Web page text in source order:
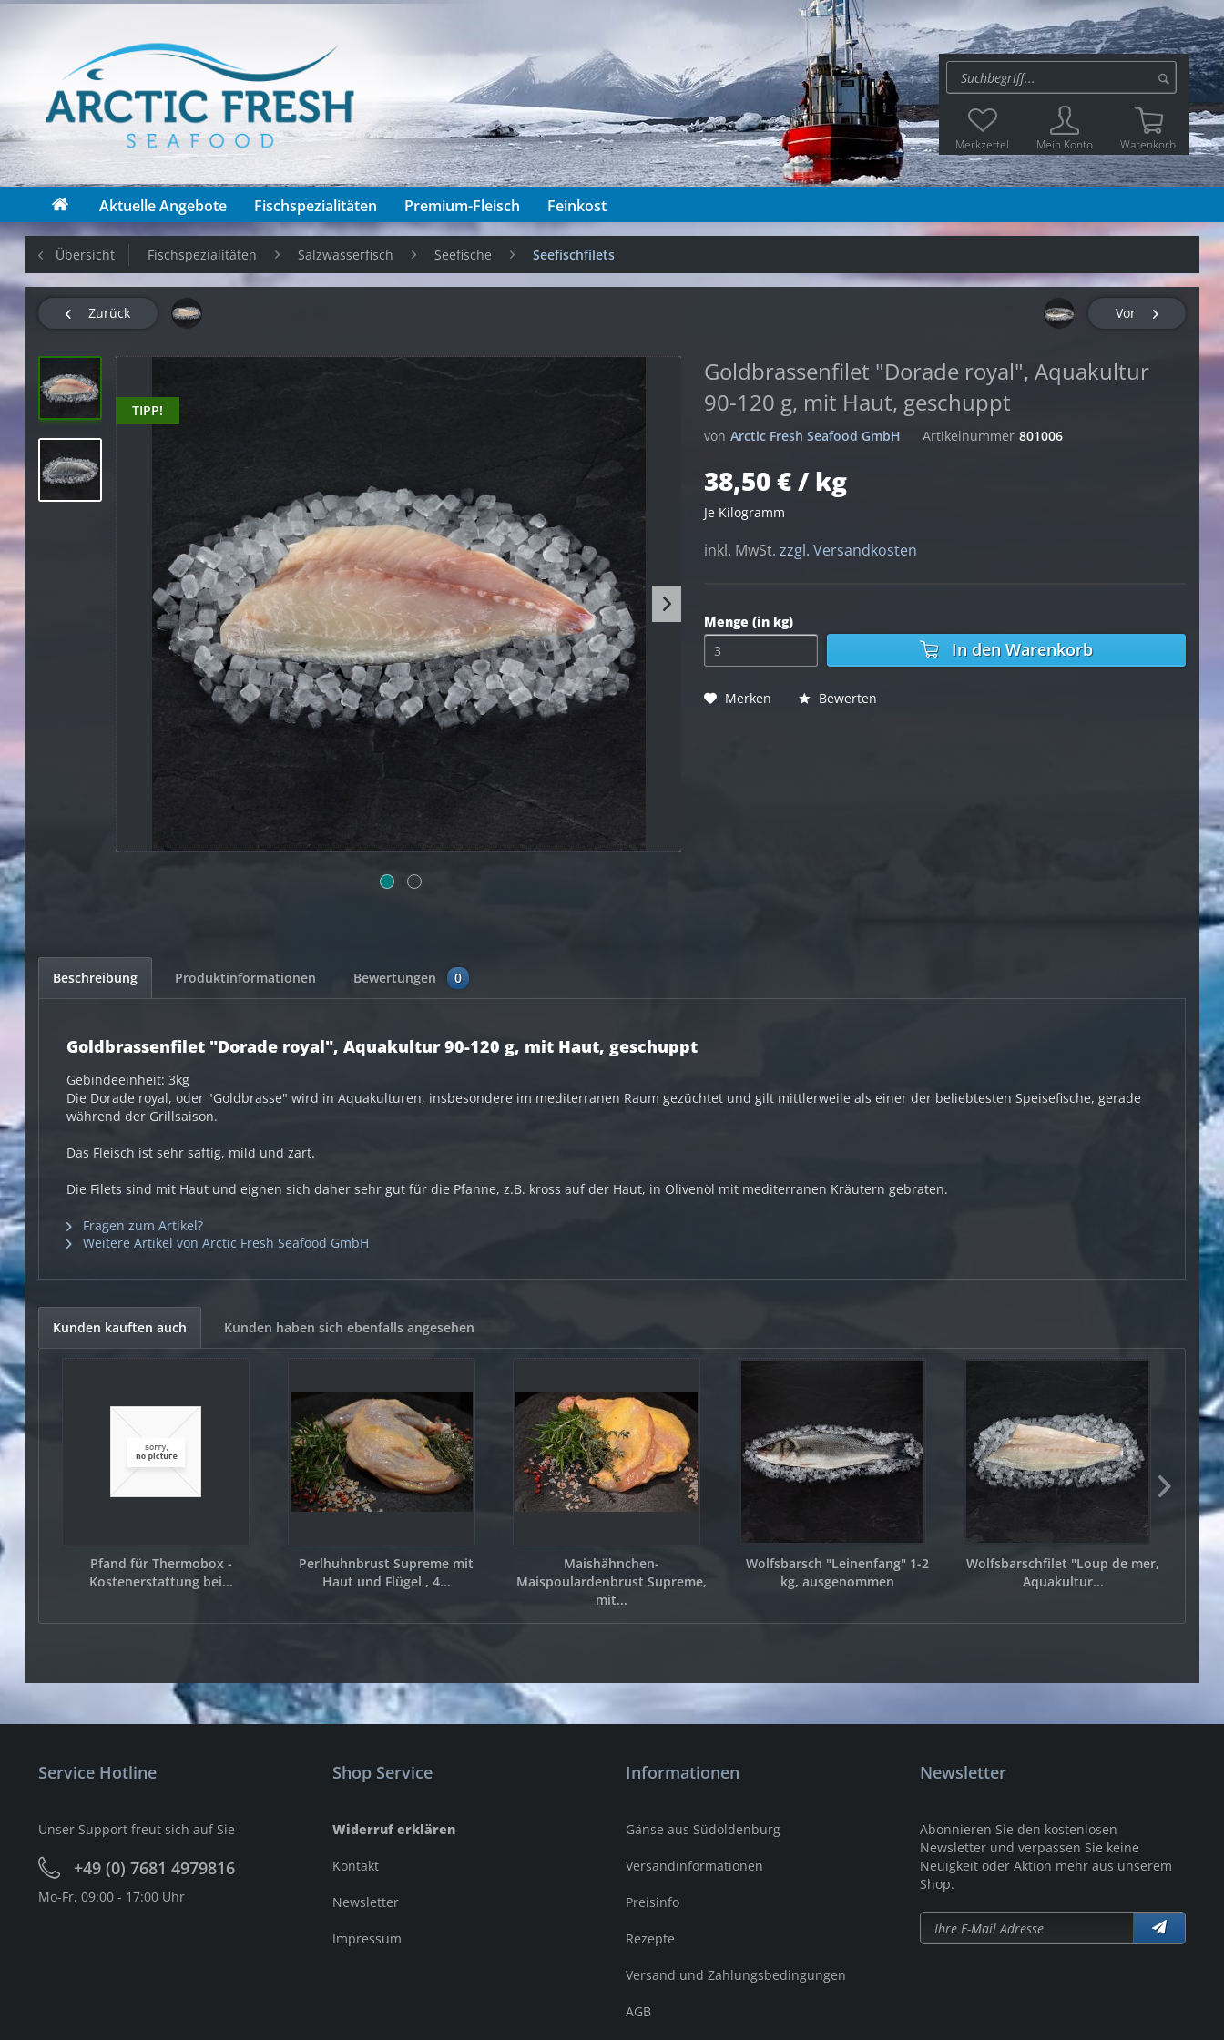
Merkzettel Mein Konto Warenkorb
Aktuelle Angebote Fischspezialitäten Premium-Fleisch Feinkost
Übersicht Fischspezialitäten Salzwasserfisch Seefische Seefischfilets
Zurück Vor
TIPP!
Goldbrassenfilet "Dorade royal", Aquakultur
90-120 g, mit Haut, geschuppt
von Arctic Fresh Seafood GmbH Artikelnummer 801006
38,50 € / kg
Je Kilogramm
inkl. MwSt. zzgl. Versandkosten
Menge (in kg)
In den Warenkorb
Merken Bewerten
Beschreibung Produktinformationen Bewertungen 0
Goldbrassenfilet "Dorade royal", Aquakultur 90-120 g, mit Haut, geschuppt
Gebindeeinheit: 3kg
Die Dorade royal, oder "Goldbrasse" wird in Aquakulturen, insbesondere im mediterranen Raum gezüchtet und gilt mittlerweile als einer der beliebtesten Speisefische, gerade
während der Grillsaison.
Das Fleisch ist sehr saftig, mild und zart.
Die Filets sind mit Haut und eignen sich daher sehr gut für die Pfanne, z.B. kross auf der Haut, in Olivenöl mit mediterranen Kräutern gebraten.
Fragen zum Artikel?
Weitere Artikel von Arctic Fresh Seafood GmbH
Kunden kauften auch Kunden haben sich ebenfalls angesehen
Pfand für Thermobox -
Kostenerstattung bei...
Perlhuhnbrust Supreme mit
Haut und Flügel , 4...
Maishähnchen-
Maispoulardenbrust Supreme,
mit...
Wolfsbarsch "Leinenfang" 1-2
kg, ausgenommen
Wolfsbarschfilet "Loup de mer,
Aquakultur...
Service Hotline
Unser Support freut sich auf Sie
+49 (0) 7681 4979816
Mo-Fr, 09:00 - 17:00 Uhr
Shop Service
Widerruf erklären
Kontakt
Newsletter
Impressum
Informationen
Gänse aus Südoldenburg
Versandinformationen
Preisinfo
Rezepte
Versand und Zahlungsbedingungen
AGB
Newsletter
Abonnieren Sie den kostenlosen
Newsletter und verpassen Sie keine
Neuigkeit oder Aktion mehr aus unserem
Shop.